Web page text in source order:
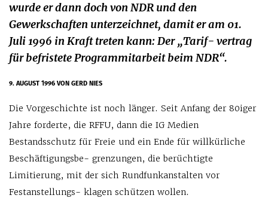
wurde er dann doch von NDR und den
Gewerkschaften unterzeichnet, damit er am 01.
Juli 1996 in Kraft treten kann: Der „Tarif- vertrag
für befristete Programmitarbeit beim NDR“.
9. AUGUST 1996VON GERD NIES
Die Vorgeschichte ist noch länger. Seit Anfang der 80iger
Jahre forderte, die RFFU, dann die IG Medien
Bestandsschutz für Freie und ein Ende für willkürliche
Beschäftigungsbe- grenzungen, die berüchtigte
Limitierung, mit der sich Rundfunkanstalten vor
Festanstellungs- klagen schützen wollen.